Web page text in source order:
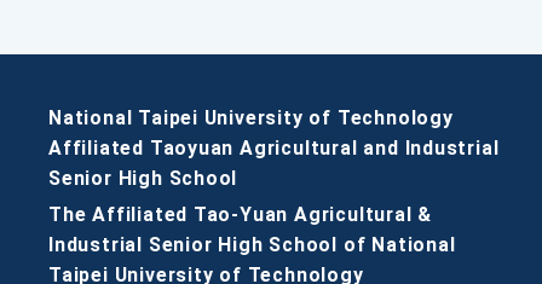
National Taipei University of Technology
Affiliated Taoyuan Agricultural and Industrial
Senior High School
The Affiliated Tao-Yuan Agricultural &
Industrial Senior High School of National
Taipei University of Technology